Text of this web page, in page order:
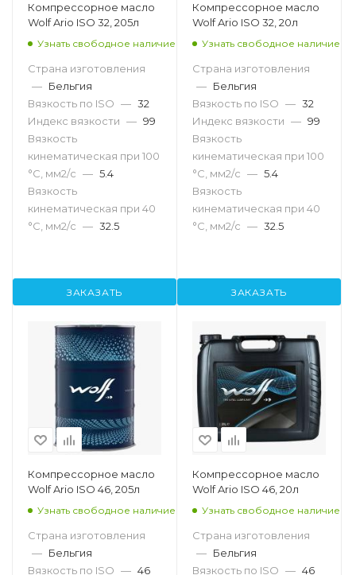
Компрессорное масло
Wolf Ario ISO 32, 205л
Узнать свободное наличие
Страна изготовления
— Бельгия
Вязкость по ISO — 32
Индекс вязкости — 99
Вязкость
кинематическая при 100
°С, мм2/с — 5.4
Вязкость
кинематическая при 40
°С, мм2/с — 32.5
ЗАКАЗАТЬ
Компрессорное масло
Wolf Ario ISO 32, 20л
Узнать свободное наличие
Страна изготовления
— Бельгия
Вязкость по ISO — 32
Индекс вязкости — 99
Вязкость
кинематическая при 100
°С, мм2/с — 5.4
Вязкость
кинематическая при 40
°С, мм2/с — 32.5
ЗАКАЗАТЬ
Компрессорное масло
Wolf Ario ISO 46, 205л
Узнать свободное наличие
Страна изготовления
— Бельгия
Вязкость по ISO — 46
Компрессорное масло
Wolf Ario ISO 46, 20л
Узнать свободное наличие
Страна изготовления
— Бельгия
Вязкость по ISO — 46